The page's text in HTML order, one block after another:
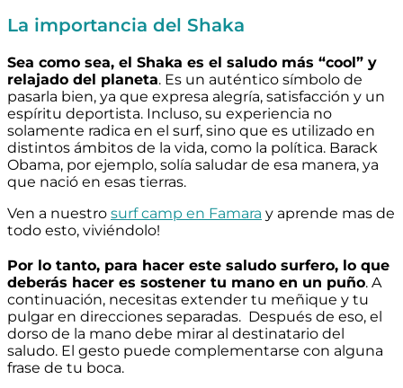
La importancia del Shaka
Sea como sea, el Shaka es el saludo más “cool” y
relajado del planeta. Es un auténtico símbolo de
pasarla bien, ya que expresa alegría, satisfacción y un
espíritu deportista. Incluso, su experiencia no
solamente radica en el surf, sino que es utilizado en
distintos ámbitos de la vida, como la política. Barack
Obama, por ejemplo, solía saludar de esa manera, ya
que nació en esas tierras.
Ven a nuestro surf camp en Famara y aprende mas de
todo esto, viviéndolo!
Por lo tanto, para hacer este saludo surfero, lo que
deberás hacer es sostener tu mano en un puño. A
continuación, necesitas extender tu meñique y tu
pulgar en direcciones separadas. Después de eso, el
dorso de la mano debe mirar al destinatario del
saludo. El gesto puede complementarse con alguna
frase de tu boca.